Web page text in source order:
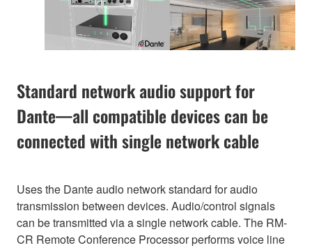
Standard network audio support for
Dante—all compatible devices can be
connected with single network cable
Uses the Dante audio network standard for audio
transmission between devices. Audio/control signals
can be transmitted via a single network cable. The RM-
CR Remote Conference Processor performs voice line